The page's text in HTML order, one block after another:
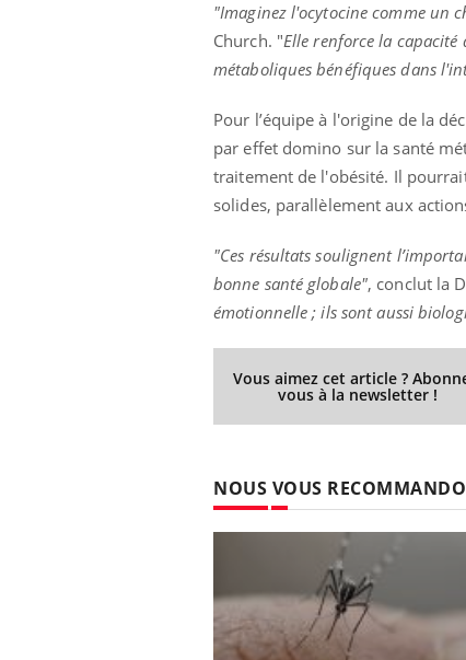
"Imaginez l'ocytocine comme un
Church. "Elle renforce la capacité
métaboliques bénéfiques dans
Pour l’équipe à l'origine de la
par effet domino sur la santé
traitement de l'obésité. Il
solides, parallèlement aux
"Ces résultats soulignent
bonne santé globale", conclut la
émotionnelle ; ils sont aussi
Vous aimez cet article ?
vous à la newsletter !
NOUS VOUS